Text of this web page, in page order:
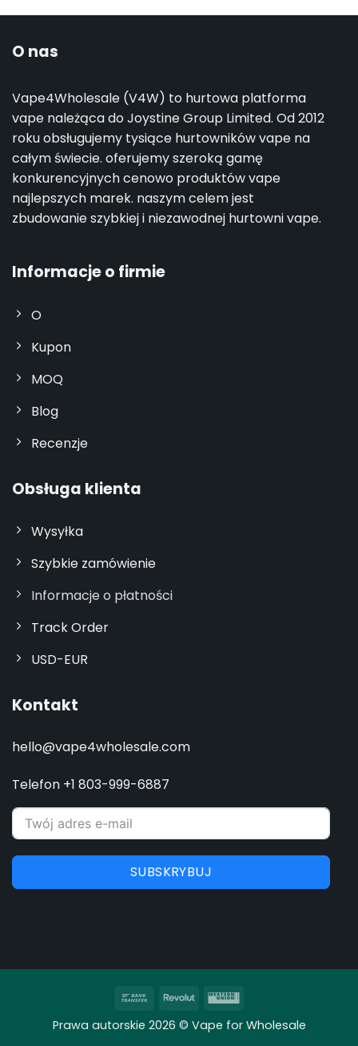
O nas
Vape4Wholesale (V4W) to hurtowa platforma
vape należąca do Joystine Group Limited. Od 2012
roku obsługujemy tysiące hurtowników vape na
całym świecie. oferujemy szeroką gamę
konkurencyjnych cenowo produktów vape
najlepszych marek. naszym celem jest
zbudowanie szybkiej i niezawodnej hurtowni vape.
Informacje o firmie
O
Kupon
MOQ
Blog
Recenzje
Obsługa klienta
Wysyłka
Szybkie zamówienie
Informacje o płatności
Track Order
USD-EUR
Kontakt
hello@vape4wholesale.com
Telefon +1 803-999-6887
SUBSKRYBUJ
PrzelewRevolutWestern
Prawa autorskie 2026 © Vape for Wholesale